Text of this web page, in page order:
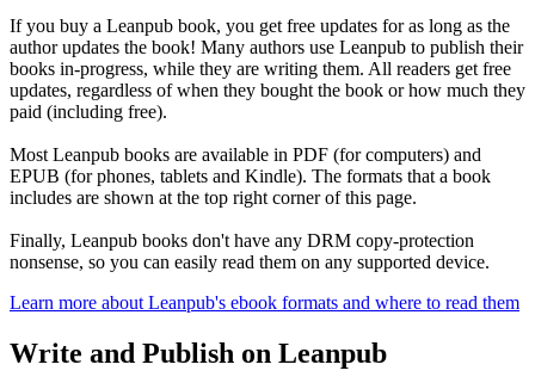
If you buy a Leanpub book, you get free updates for as long as the
author updates the book! Many authors use Leanpub to publish their
books in-progress, while they are writing them. All readers get free
updates, regardless of when they bought the book or how much they
paid (including free).
Most Leanpub books are available in PDF (for computers) and
EPUB (for phones, tablets and Kindle). The formats that a book
includes are shown at the top right corner of this page.
Finally, Leanpub books don't have any DRM copy-protection
nonsense, so you can easily read them on any supported device.
Learn more about Leanpub's ebook formats and where to read them
Write and Publish on Leanpub